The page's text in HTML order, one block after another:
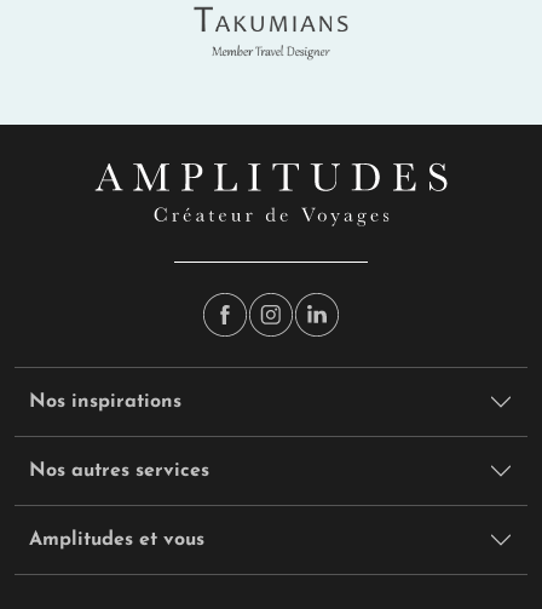
Takumians
Nos inspirations
Nos autres services
Amplitudes et vous